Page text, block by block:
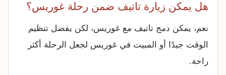
هل يمكن زيارة تاتيف ضمن رحلة غوريس؟
نعم، يمكن دمج تاتيف مع غوريس، لكن يفضل تنظيم
الوقت جيدًا أو المبيت في غوريس لجعل الرحلة أكثر
راحة.